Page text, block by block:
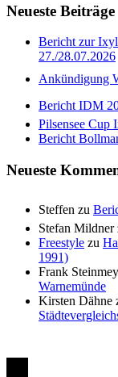
Ergebnisse
Neueste Beiträge
Bericht zur
27./28.07.2026
Ankündigung
Bericht IDM
Pilsensee Cup
Bericht
Neueste
Steffen zu
Stefan Mildner
Freestyle zu
1991)
Frank
Warnemünde
Kirsten Dähne